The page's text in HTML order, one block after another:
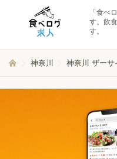
「食べ
す。飲
す。
神奈川 神奈川 ザーサ